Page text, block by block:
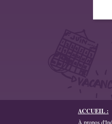
ACCUEIL :
À propos